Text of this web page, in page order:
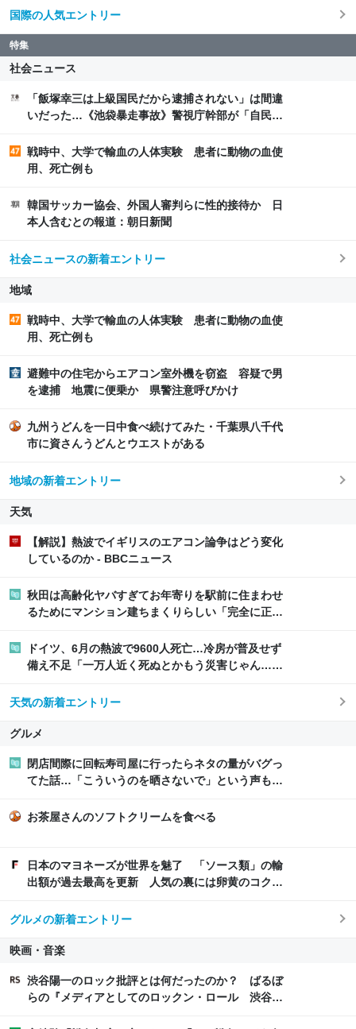
国際の人気エントリー
特集
社会ニュース
「飯塚幸三は上級国民だから逮捕されない」は間違
いだった…《池袋暴走事故》警視庁幹部が「自民党
オンライン
戦時中、大学で輸血の人体実験 患者に動物の血使
用、死亡例も
韓国サッカー協会、外国人審判らに性的接待か 日
本人含むとの報道：朝日新聞
社会ニュースの新着エントリー
地域
戦時中、大学で輸血の人体実験 患者に動物の血使
用、死亡例も
避難中の住宅からエアコン室外機を窃盗 容疑で男
を逮捕 地震に便乗か 県警注意呼びかけ
九州うどんを一日中食べ続けてみた・千葉県八千代
市に資さんうどんとウエストがある
地域の新着エントリー
天気
【解説】熱波でイギリスのエアコン論争はどう変化
しているのか - BBCニュース
秋田は高齢化ヤバすぎてお年寄りを駅前に住まわせ
るためにマンション建ちまくりらしい「完全に正
なるやん」
ドイツ、6月の熱波で9600人死亡…冷房が普及せず
備え不足「一万人近く死ぬとかもう災害じゃん…」
らねえ」
天気の新着エントリー
グルメ
閉店間際に回転寿司屋に行ったらネタの量がバグっ
てた話…「こういうのを晒さないで」という声もあ
との回答も
お茶屋さんのソフトクリームを食べる
日本のマヨネーズが世界を魅了 「ソース類」の輸
出額が過去最高を更新 人気の裏には卵黄のコク
イン
グルメの新着エントリー
映画・音楽
渋谷陽一のロック批評とは何だったのか？ ばるぼ
らの『メディアとしてのロックン・ロール 渋谷陽